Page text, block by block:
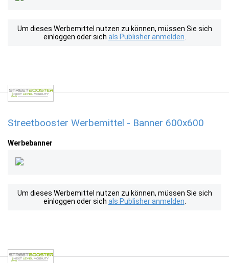
Um dieses Werbemittel nutzen zu können, müssen Sie sich
einloggen oder sich als Publisher anmelden
Streetbooster Werbemittel - Banner 600x600
Werbebanner
Um dieses Werbemittel nutzen zu können, müssen Sie sich
einloggen oder sich als Publisher anmelden